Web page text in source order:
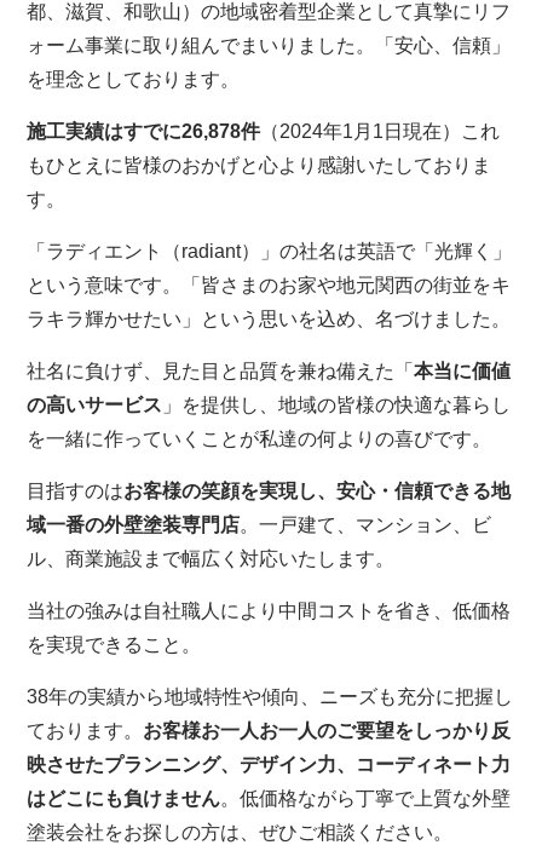
都、滋賀、和歌山）の地域密着型企業として真摯にリフ
ォーム事業に取り組んでまいりました。「安心、信頼」
を理念としております。
施工実績はすでに26,878件（2024年1月1日現在）これ
もひとえに皆様のおかげと心より感謝いたしておりま
す。
「ラディエント（radiant）」の社名は英語で「光輝く」
という意味です。「皆さまのお家や地元関西の街並をキ
ラキラ輝かせたい」という思いを込め、名づけました。
社名に負けず、見た目と品質を兼ね備えた「本当に価値
の高いサービス 」を提供し、地域の皆様の快適な暮らし
を一緒に作っていくことが私達の何よりの喜びです。
目指すのはお客様の笑顔を実現し、安心・信頼できる地
域一番の外壁塗装専門店。一戸建て、マンション、ビ
ル、商業施設まで幅広く対応いたします。
当社の強みは自社職人により中間コストを省き、低価格
を実現できること。
38年の実績から地域特性や傾向、ニーズも充分に把握し
ております。 お客様お一人お一人のご要望をしっかり反
映させたプランニング、デザイン力、コーディネート力
はどこにも負けません。低価格ながら丁寧で上質な外壁
塗装会社をお探しの方は、ぜひご相談ください。